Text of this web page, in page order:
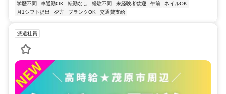
学歴不問
車通勤OK 転勤なし 経験不問 未経験者歓迎 午前
ネイルOK
月1シフト提出
夕方 ブランクOK 交通費支給
派遣社員